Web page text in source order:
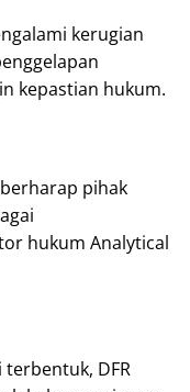
kerugian
kepastian hukum.
pihak
hukum Analytical
DFR